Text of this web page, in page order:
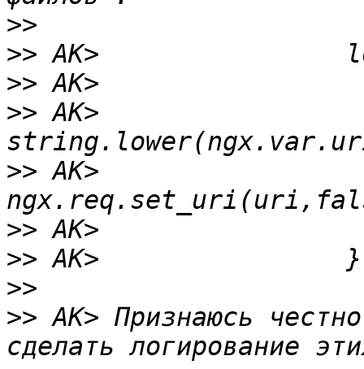
>>
>>
>>
>> AK>
>> AK>
>>
>>
>>
>> AK> Признаюсь